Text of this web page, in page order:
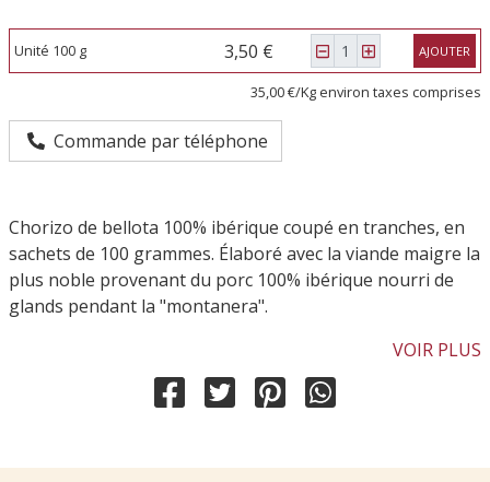
Unité 100 g 3,50 € AJOUTER
35,00 €/Kg environ taxes comprises
Commande par téléphone
Chorizo de bellota 100% ibérique coupé en tranches, en
sachets de 100 grammes. Élaboré avec la viande maigre la
plus noble provenant du porc 100% ibérique nourri de
glands pendant la "montanera".
VOIR PLUS